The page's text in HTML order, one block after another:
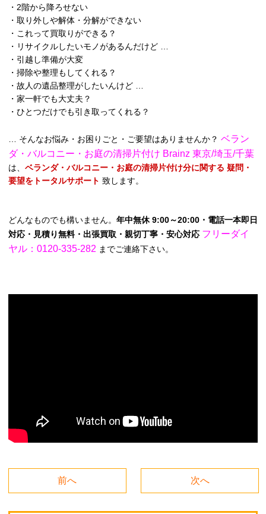
・2階から降ろせない
・取り外しや解体・分解ができない
・これって買取りができる？
・リサイクルしたいモノがあるんだけど …
・引越し準備が大変
・掃除や整理もしてくれる？
・故人の遺品整理がしたいんけど …
・家一軒でも大丈夫？
・ひとつだけでも引き取ってくれる？
… そんなお悩み・お困りごと・ご要望はありませんか？ ベラン
ダ・バルコニー・お庭の清掃片付け Brainz 東京/埼玉/千葉
は、 ベランダ・バルコニー・お庭の清掃片付け分に関する 疑問・
要望をトータルサポート 致します。
どんなものでも構いません。 年中無休 9:00～20:00・電話一本即日
対応・見積り無料・出張買取・親切丁寧・安心対応 フリーダイ
ヤル：0120-335-282 までご連絡下さい。
前へ 次へ